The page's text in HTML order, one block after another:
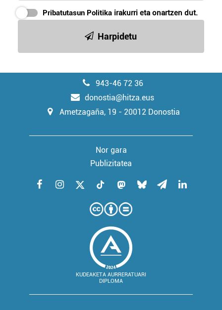
Pribatutasun Politika irakurri eta onartzen dut.
Harpidetu
943-46 72 36
donostia@hitza.eus
Ametzagaña, 19 - 20012 Donostia
Nor gara
Publizitatea
KUDEAKETA AURRERATUARI
DIPLOMA